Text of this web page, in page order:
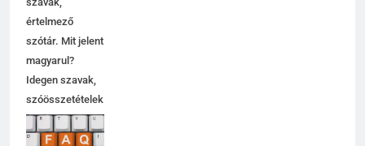
értelmező
szótár. Mit jelent
magyarul?
Idegen szavak,
szóösszetételek
jelentése,
magyarázata,